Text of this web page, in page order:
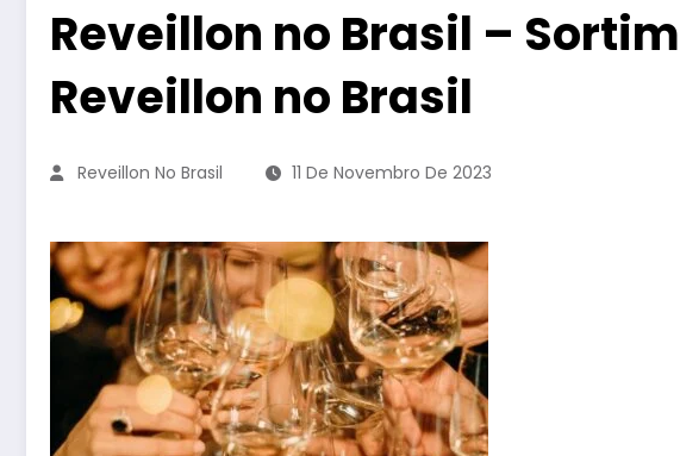
Reveillon no Brasil –
Reveillon no Brasil
Reveillon No Brasil 11 De Novembro De 2023